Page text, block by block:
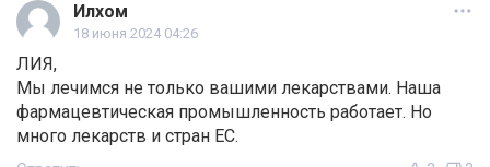
Илхом
18 июня 2024 04:26
ЛИЯ,
Мы лечимся не только вашими лекарствами. Наша
фармацевтическая промышленность работает. Но
много лекарств и стран ЕС.